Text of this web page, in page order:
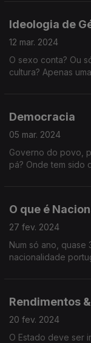
Ideologia de
12 mar. 2024
O sexo conta? Ou
cultura? Apenas
Democracia
05 mar. 2024
Governo do povo,
pá? Onde tem sido
O que é
27 fev. 2024
Num só ano, quase
nacionalidade
Rendimentos
20 fev. 2024
O Estado deve ser